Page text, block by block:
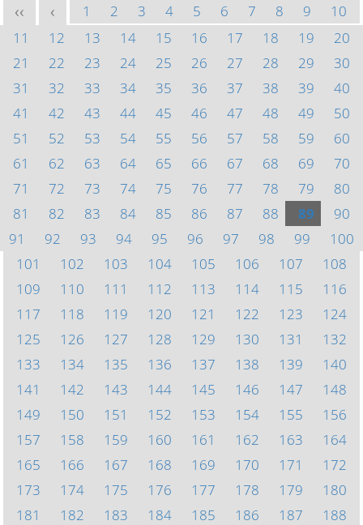
<< < 1 2 3 4 5 6 7 8 9
10
11
12 13 14 15 16 17 18 19
20
21
22 23 24 25 26 27 28 29
30
31
32 33 34 35 36 37 38 39
40
41
42 43 44 45 46 47 48 49
50
51
52 53 54 55 56 57 58 59
60
61
62 63 64 65 66 67 68 69
70
71
72 73 74 75 76 77 78 79
80
81
82 83 84 85 86 87 88 89
90
91
92 93 94 95 96 97 98 99
100
101
102 103 104 105 106 107
108
109
110 111 112 113 114 115
116
117
118 119 120 121 122 123
124
125
126 127 128 129 130 131
132
133
134 135 136 137 138 139
140
141
142 143 144 145 146 147
148
149
150 151 152 153 154 155
156
157
158 159 160 161 162 163
164
165
166 167 168 169 170 171
172
173
174 175 176 177 178 179
180
181
182 183 184 185 186 187
188